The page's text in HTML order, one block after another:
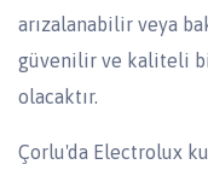
arızalanabilir veya
güvenilir ve kaliteli
olacaktır.
Çorlu'da Electrolux